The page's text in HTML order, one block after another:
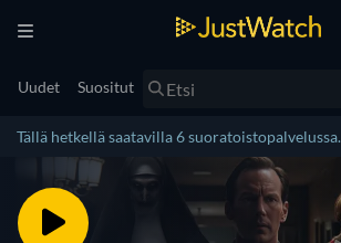
Uudet Suositut
Tällä hetkellä saatavilla 6 suoratoistopalvelussa.